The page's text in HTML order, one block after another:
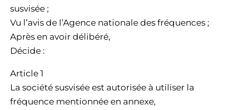
susvisée ;
Vu l’avis de l’Agence nationale des fréquences ;
Après en avoir délibéré,
Décide :
Article 1
La société susvisée est autorisée à utiliser la
fréquence mentionnée en annexe,